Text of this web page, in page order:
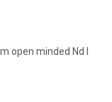
open minded Nd I